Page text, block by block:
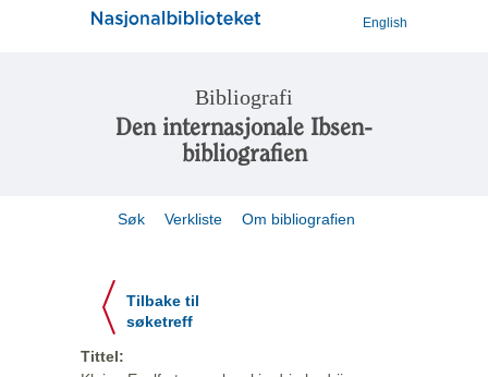
English
Bibliografi
Den internasjonale Ibsen-
bibliografien
Søk Verkliste Om bibliografien
Tilbake til
søketreff
Tittel: